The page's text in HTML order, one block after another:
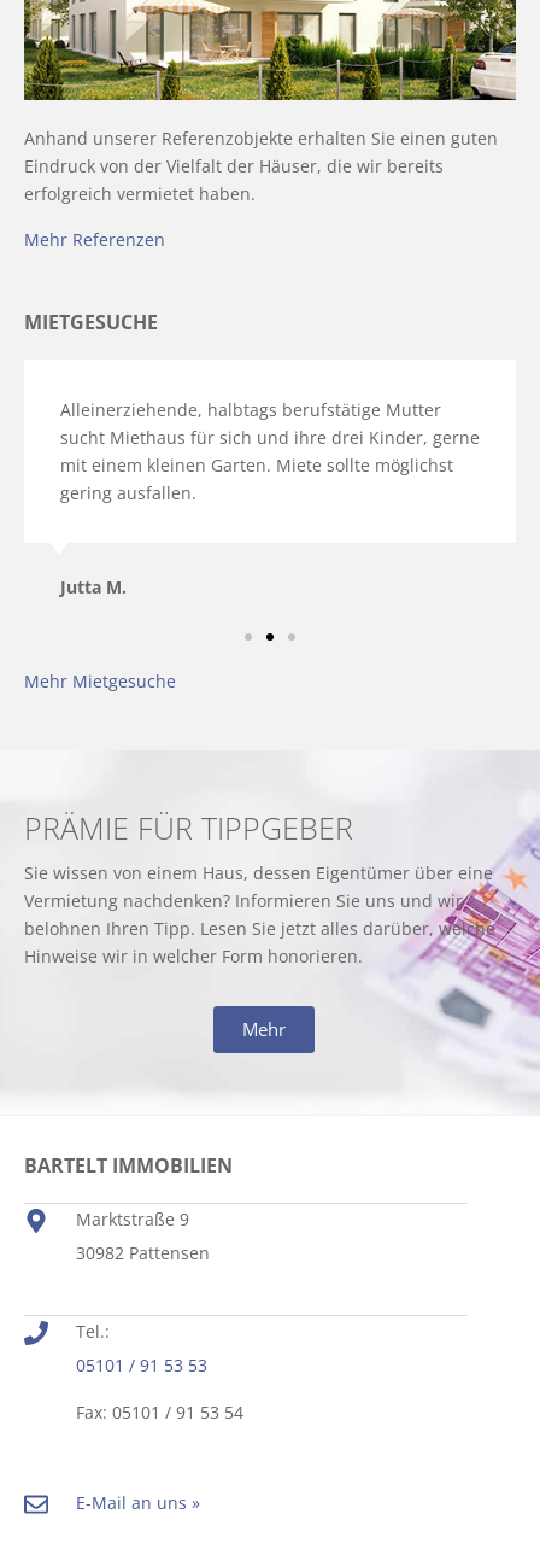
Anhand unserer Referenzobjekte erhalten Sie einen guten
Eindruck von der Vielfalt der Häuser, die wir bereits
erfolgreich vermietet haben.
Mehr Referenzen
MIETGESUCHE
Alleinerziehende, halbtags berufstätige Mutter
sucht Miethaus für sich und ihre drei Kinder, gerne
mit einem kleinen Garten. Miete sollte möglichst
gering ausfallen.
Jutta M.
Mehr Mietgesuche
PRÄMIE FÜR TIPPGEBER
Sie wissen von einem Haus, dessen Eigentümer über eine
Vermietung nachdenken? Informieren Sie uns und wir
belohnen Ihren Tipp. Lesen Sie jetzt alles darüber, welche
Hinweise wir in welcher Form honorieren.
Mehr
BARTELT IMMOBILIEN
Marktstraße 9
30982 Pattensen
Tel.:
05101 / 91 53 53
Fax: 05101 / 91 53 54
E-Mail an uns »